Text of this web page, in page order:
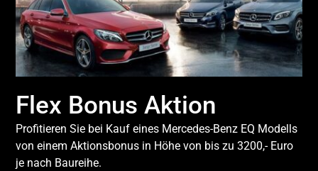
Flex Bonus Aktion
Profitieren Sie bei Kauf eines Mercedes-Benz EQ Modells
von einem Aktionsbonus in Höhe von bis zu 3200,- Euro
je nach Baureihe.